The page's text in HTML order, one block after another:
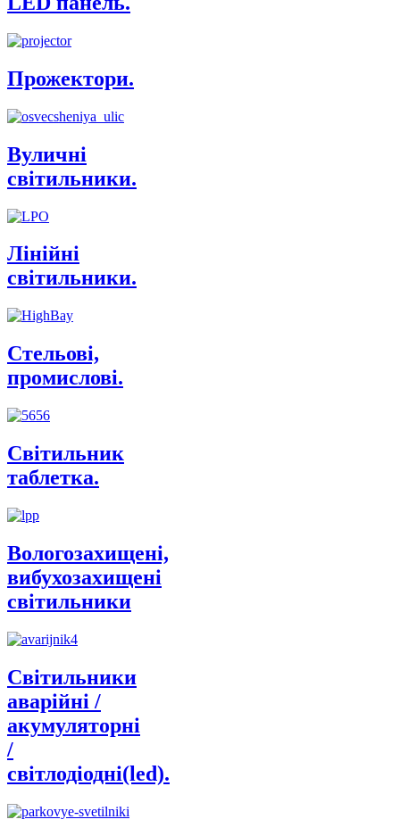
Прожектори.
Вуличні
світильники.
Лінійні
світильники.
Стельові,
промислові.
Світильник
таблетка.
Вологозахищені,
вибухозахищені
світильники
Світильники
аварійні /
акумуляторні
/
світлодіодні(led).